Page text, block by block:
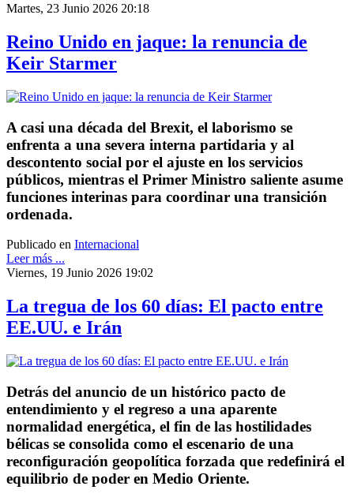
Martes, 23 Junio 2026 20:18
Reino Unido en jaque: la renuncia de
Keir Starmer
A casi una década del Brexit, el laborismo se
enfrenta a una severa interna partidaria y al
descontento social por el ajuste en los servicios
públicos, mientras el Primer Ministro saliente asume
funciones interinas para coordinar una transición
ordenada.
Publicado en Internacional
Leer más ...
Viernes, 19 Junio 2026 19:02
La tregua de los 60 días: El pacto entre
EE.UU. e Irán
Detrás del anuncio de un histórico pacto de
entendimiento y el regreso a una aparente
normalidad energética, el fin de las hostilidades
bélicas se consolida como el escenario de una
reconfiguración geopolítica forzada que redefinirá el
equilibrio de poder en Medio Oriente.